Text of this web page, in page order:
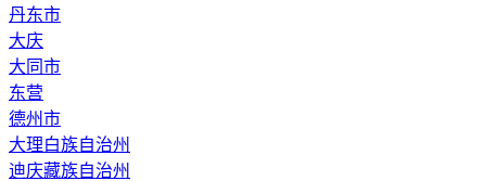
丹东市
大庆
大同市
东营
德州市
大理白族自治州
迪庆藏族自治州